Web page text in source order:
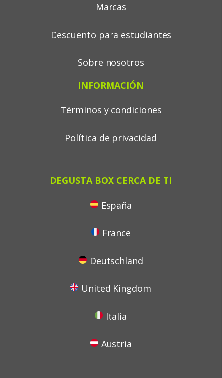
Marcas
Descuento para estudiantes
Sobre nosotros
INFORMACIÓN
Términos y condiciones
Política de privacidad
DEGUSTA BOX CERCA DE TI
España
France
Deutschland
United Kingdom
Italia
Austria